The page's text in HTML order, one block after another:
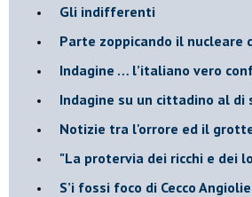
​Gli indifferenti
Parte zoppicando il nucleare
​Indagine … l’italiano vero
Indagine su un cittadino al di
Notizie tra l'orrore ed il
"La protervia dei ricchi e dei
S’i fossi foco di Cecco